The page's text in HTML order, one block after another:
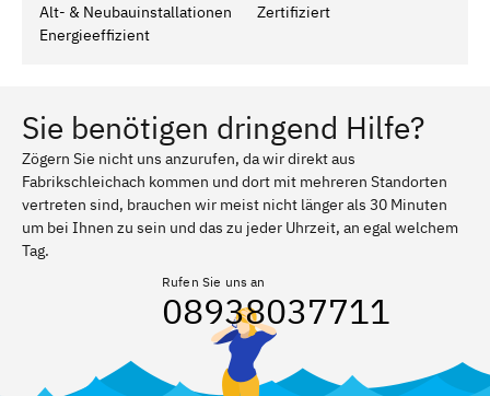
Alt- & Neubauinstallationen
Zertifiziert
Energieeffizient
Sie benötigen dringend Hilfe?
Zögern Sie nicht uns anzurufen, da wir direkt aus
Fabrikschleichach kommen und dort mit mehreren Standorten
vertreten sind, brauchen wir meist nicht länger als 30 Minuten
um bei Ihnen zu sein und das zu jeder Uhrzeit, an egal welchem
Tag.
Rufen Sie uns an
08938037711